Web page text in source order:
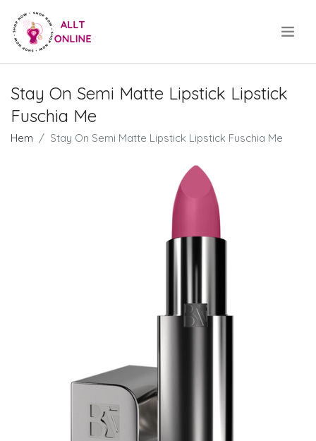
Stay On Semi Matte Lipstick Lipstick
Fuschia Me
Hem Stay On Semi Matte Lipstick Lipstick Fuschia Me